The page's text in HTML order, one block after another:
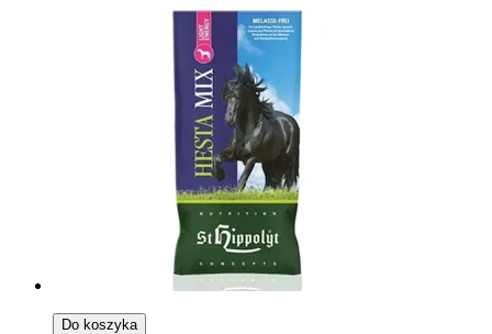
Do koszyka